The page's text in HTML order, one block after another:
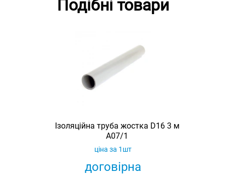
Подібні товари
Ізоляційна труба жостка D16 3 м
A07/1
договірна
ціна за 1шт